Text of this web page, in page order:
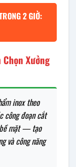
2 GIỜ:
Chọn Xưởng
inox theo
công đoạn cắt
bề mặt — tạo
và công năng